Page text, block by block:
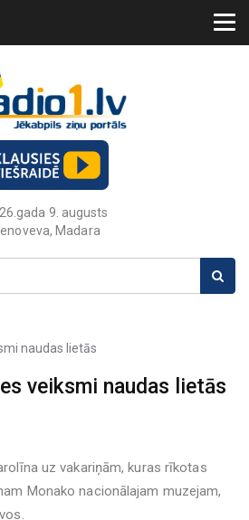
9. augusts
Madara
veiksmi naudas lietās
uz vakariņām, kuras rīkotas
Monako nacionālajam muzejam,